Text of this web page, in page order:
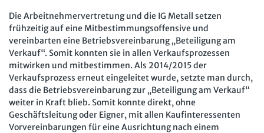
Die Arbeitnehmervertretung und die IG Metall setzen
frühzeitig auf eine Mitbestimmungsoffensive und
vereinbarten eine Betriebsvereinbarung „Beteiligung am
Verkauf“. Somit konnten sie in allen Verkaufsprozessen
mitwirken und mitbestimmen. Als 2014/2015 der
Verkaufsprozess erneut eingeleitet wurde, setzte man durch,
dass die Betriebsvereinbarung zur „Beteiligung am Verkauf“
weiter in Kraft blieb. Somit konnte direkt, ohne
Geschäftsleitung oder Eigner, mit allen Kaufinteressenten
Vorvereinbarungen für eine Ausrichtung nach einem